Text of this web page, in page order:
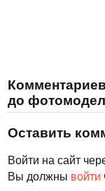
до
Оставить
Войти на сайт
Вы должны войти